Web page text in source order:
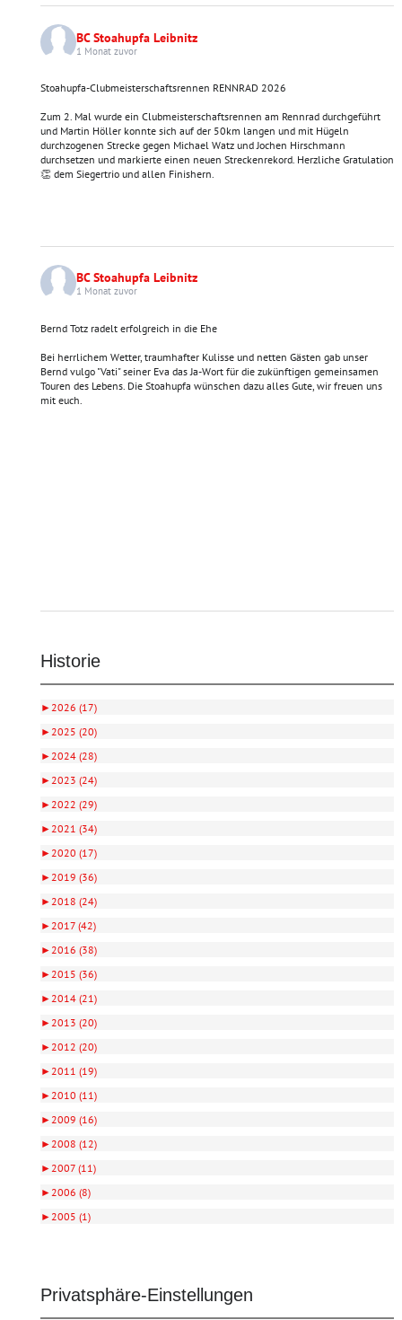
BC Stoahupfa Leibnitz
1 Monat zuvor
Stoahupfa-Clubmeisterschaftsrennen RENNRAD 2026
Zum 2. Mal wurde ein Clubmeisterschaftsrennen am Rennrad durchgeführt
und Martin Höller konnte sich auf der 50km langen und mit Hügeln
durchzogenen Strecke gegen Michael Watz und Jochen Hirschmann
durchsetzen und markierte einen neuen Streckenrekord. Herzliche Gratulation
👏 dem Siegertrio und allen Finishern.
BC Stoahupfa Leibnitz
1 Monat zuvor
Bernd Totz radelt erfolgreich in die Ehe
Bei herrlichem Wetter, traumhafter Kulisse und netten Gästen gab unser
Bernd vulgo "Vati" seiner Eva das Ja-Wort für die zukünftigen gemeinsamen
Touren des Lebens. Die Stoahupfa wünschen dazu alles Gute, wir freuen uns
mit euch.
Historie
► 2026 (17)
► 2025 (20)
► 2024 (28)
► 2023 (24)
► 2022 (29)
► 2021 (34)
► 2020 (17)
► 2019 (36)
► 2018 (24)
► 2017 (42)
► 2016 (38)
► 2015 (36)
► 2014 (21)
► 2013 (20)
► 2012 (20)
► 2011 (19)
► 2010 (11)
► 2009 (16)
► 2008 (12)
► 2007 (11)
► 2006 (8)
► 2005 (1)
Privatsphäre-Einstellungen